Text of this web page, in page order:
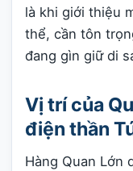
là khi giới thiệu
thể, cần tôn
đang gìn giữ di
Vị trí của
điện thần
Hàng Quan Lớn